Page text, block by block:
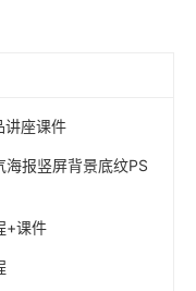
讲座课件
报竖屏背景底纹PS
+课件